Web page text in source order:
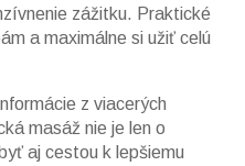
zážitku. Praktické
a maximálne si užiť celú
z viacerých
masáž nie je len o
aj cestou k lepšiemu